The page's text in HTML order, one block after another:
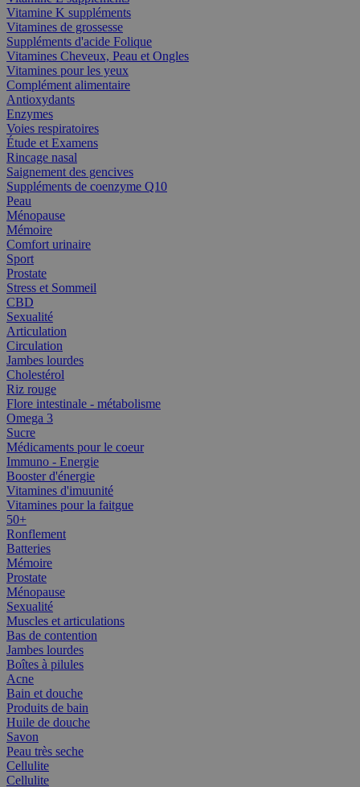
Vitamine K suppléments
Vitamines de grossesse
Suppléments d'acide Folique
Vitamines Cheveux, Peau et Ongles
Vitamines pour les yeux
Complément alimentaire
Antioxydants
Enzymes
Voies respiratoires
Étude et Examens
Rincage nasal
Saignement des gencives
Suppléments de coenzyme Q10
Peau
Ménopause
Mémoire
Comfort urinaire
Sport
Prostate
Stress et Sommeil
CBD
Sexualité
Articulation
Circulation
Jambes lourdes
Cholestérol
Riz rouge
Flore intestinale - métabolisme
Omega 3
Sucre
Médicaments pour le coeur
Immuno - Energie
Booster d'énergie
Vitamines d'imuunité
Vitamines pour la faitgue
50+
Ronflement
Batteries
Mémoire
Prostate
Ménopause
Sexualité
Muscles et articulations
Bas de contention
Jambes lourdes
Boîtes à pilules
Acne
Bain et douche
Produits de bain
Huile de douche
Savon
Peau très seche
Cellulite
Cellulite